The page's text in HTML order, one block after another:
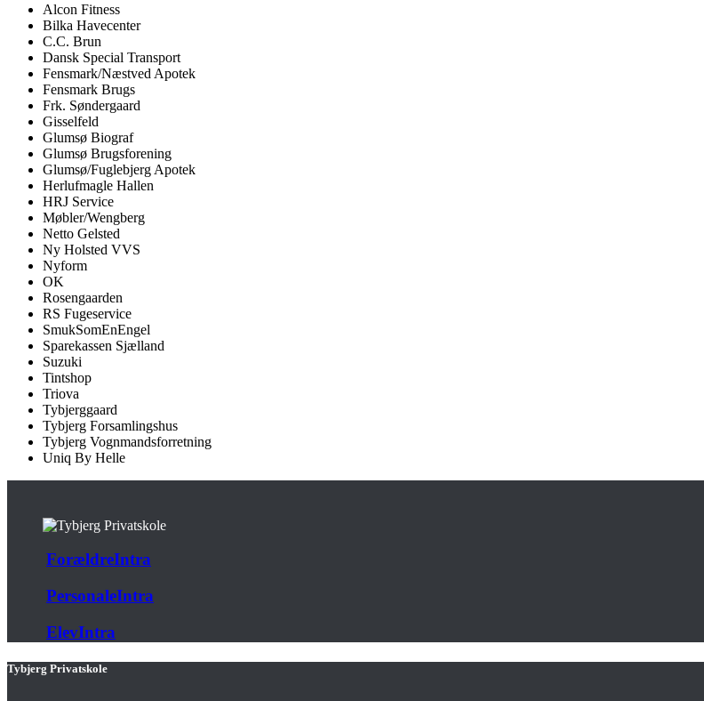
Alcon Fitness
Bilka Havecenter
C.C. Brun
Dansk Special Transport
Fensmark/Næstved Apotek
Fensmark Brugs
Frk. Søndergaard
Gisselfeld
Glumsø Biograf
Glumsø Brugsforening
Glumsø/Fuglebjerg Apotek
Herlufmagle Hallen
HRJ Service
Møbler/Wengberg
Netto Gelsted
Ny Holsted VVS
Nyform
OK
Rosengaarden
RS Fugeservice
SmukSomEnEngel
Sparekassen Sjælland
Suzuki
Tintshop
Triova
Tybjerggaard
Tybjerg Forsamlingshus
Tybjerg Vognmandsforretning
Uniq By Helle
ForældreIntra
PersonaleIntra
ElevIntra
Tybjerg Privatskole